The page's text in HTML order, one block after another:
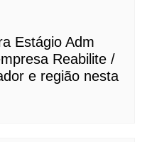
Estágio Adm
Reabilite /
e região nesta